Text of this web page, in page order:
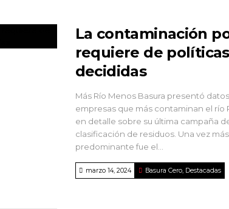
La contaminación
requiere de
decididas
Más Río Menos Basura presentó
empresas que más contaminan el río
en detalle sobre su última campaña
clasificación de residuos. Una vez
predominante fue el...
marzo 14, 2024 Basura Cero, Destacadas